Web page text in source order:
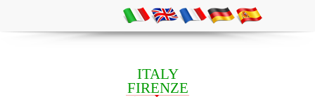
ITALY
FIRENZE